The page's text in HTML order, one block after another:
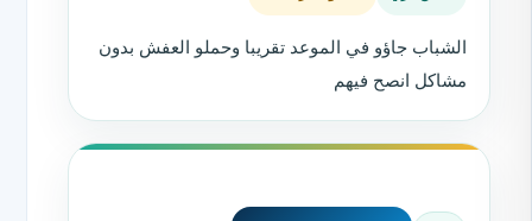
الشباب جاؤو في الموعد تقريبا وحملو العفش بدون
مشاكل انصح فيهم